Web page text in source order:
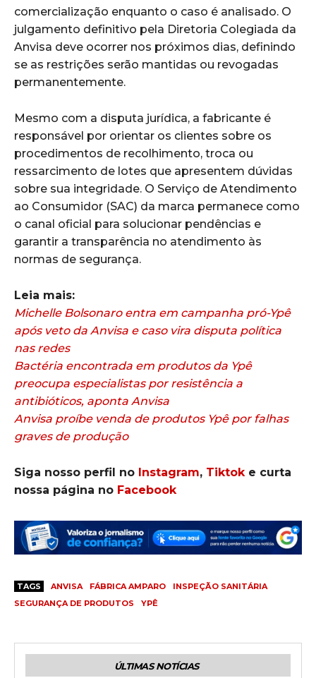
comercialização enquanto o caso é analisado. O
julgamento definitivo pela Diretoria Colegiada da
Anvisa deve ocorrer nos próximos dias, definindo
se as restrições serão mantidas ou revogadas
permanentemente.
Mesmo com a disputa jurídica, a fabricante é
responsável por orientar os clientes sobre os
procedimentos de recolhimento, troca ou
ressarcimento de lotes que apresentem dúvidas
sobre sua integridade. O Serviço de Atendimento
ao Consumidor (SAC) da marca permanece como
o canal oficial para solucionar pendências e
garantir a transparência no atendimento às
normas de segurança.
Leia mais:
Michelle Bolsonaro entra em campanha pró-Ypê
após veto da Anvisa e caso vira disputa política
nas redes
Bactéria encontrada em produtos da Ypê
preocupa especialistas por resistência a
antibióticos, aponta Anvisa
Anvisa proíbe venda de produtos Ypê por falhas
graves de produção
Siga nosso perfil no Instagram, Tiktok e curta
nossa página no Facebook
TAGS ANVISA FÁBRICA AMPARO
INSPEÇÃO SANITÁRIA
SEGURANÇA DE PRODUTOS
YPÊ
ÚLTIMAS NOTÍCIAS